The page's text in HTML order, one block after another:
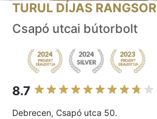
TURUL DÍJAS RANGSOR
Csapó utcai bútorbolt
8.7
Debrecen, Csapó utca 50.